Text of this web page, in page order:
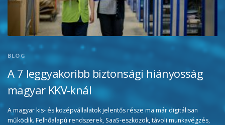
BLOG
A 7 leggyakoribb biztonsági hiányosság
magyar KKV-knál
A magyar kis- és középvállalatok jelentős része ma már digitálisan
működik. Felhőalapú rendszerek, SaaS-eszközök, távoli munkavégzés,